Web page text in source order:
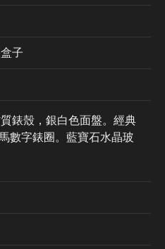
子
錶殼，銀白色面盤。經典
數字錶圈。藍寶石水晶玻